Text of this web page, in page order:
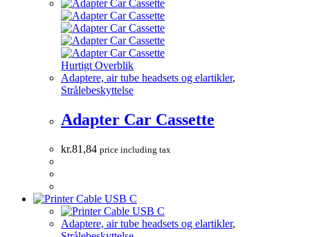
Hurtigt Overblik
Adaptere, air tube headsets og elartikler,
Strålebeskyttelse
Adapter Car Cassette
kr.81,84 price including tax
Adaptere, air tube headsets og elartikler,